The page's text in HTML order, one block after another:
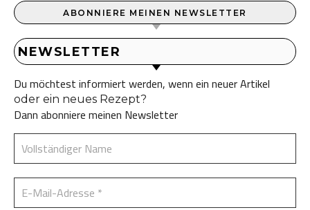
ABONNIERE MEINEN NEWSLETTER
NEWSLETTER
Du möchtest informiert werden, wenn ein neuer Artikel
oder ein neues Rezept?
Dann abonniere meinen Newsletter